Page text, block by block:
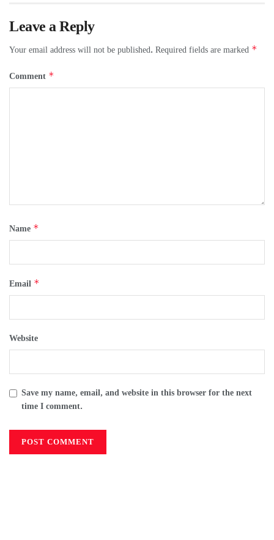
Leave a Reply
Your email address will not be published. Required fields are marked *
Comment *
Name *
Email *
Website
Save my name, email, and website in this browser for the next
time I comment.